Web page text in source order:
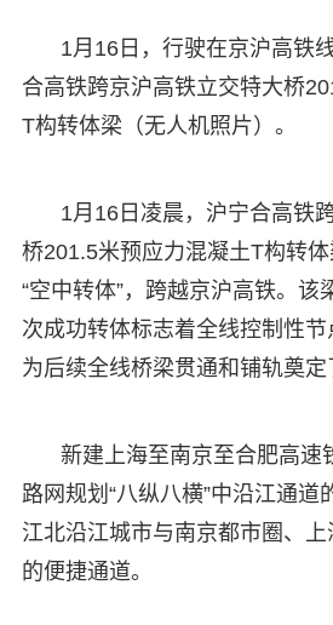
1月16日，行驶在京沪高铁
合高铁跨京沪高铁立交特大桥
T构转体梁（无人机照片）。
1月16日凌晨，沪宁合高铁
桥201.5米预应力混凝土T构转
“空中转体”，跨越京沪高铁。该
次成功转体标志着全线控制性节
为后续全线桥梁贯通和铺轨奠定
新建上海至南京至合肥高速
路网规划“八纵八横”中沿江通道
江北沿江城市与南京都市圈、
的便捷通道。